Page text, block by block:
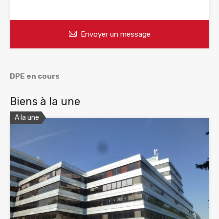
Envoyer un message
DPE en cours
Biens à la une
A la une